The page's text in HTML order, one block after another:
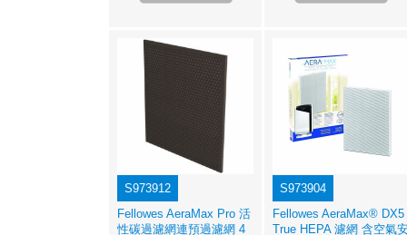
S973912
Fellowes AeraMax Pro 活
性碳過濾網連預過濾網 4
S973904
Fellowes AeraMax® DX5
True HEPA 濾網 含空氣